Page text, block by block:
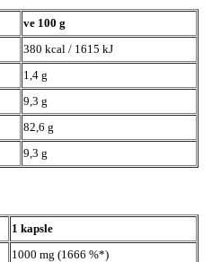
ve 100 g
380 kcal / 1615 kJ
1,4 g
9,3 g
82,6 g
9,3 g
1 kapsle
1000 mg (1666 %*)